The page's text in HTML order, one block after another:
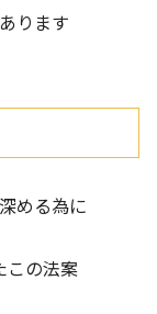
ります
める為に
この法案